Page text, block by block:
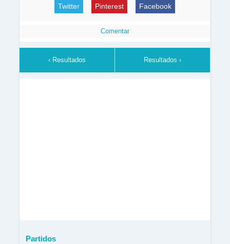
Twitter Pinterest Facebook
Comentar
‹ Resultados Resultados ›
Partidos